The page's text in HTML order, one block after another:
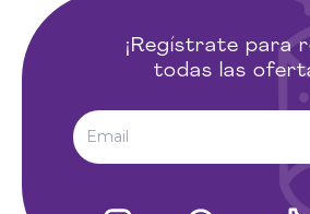
diaria
¡Regístrate para
todas las